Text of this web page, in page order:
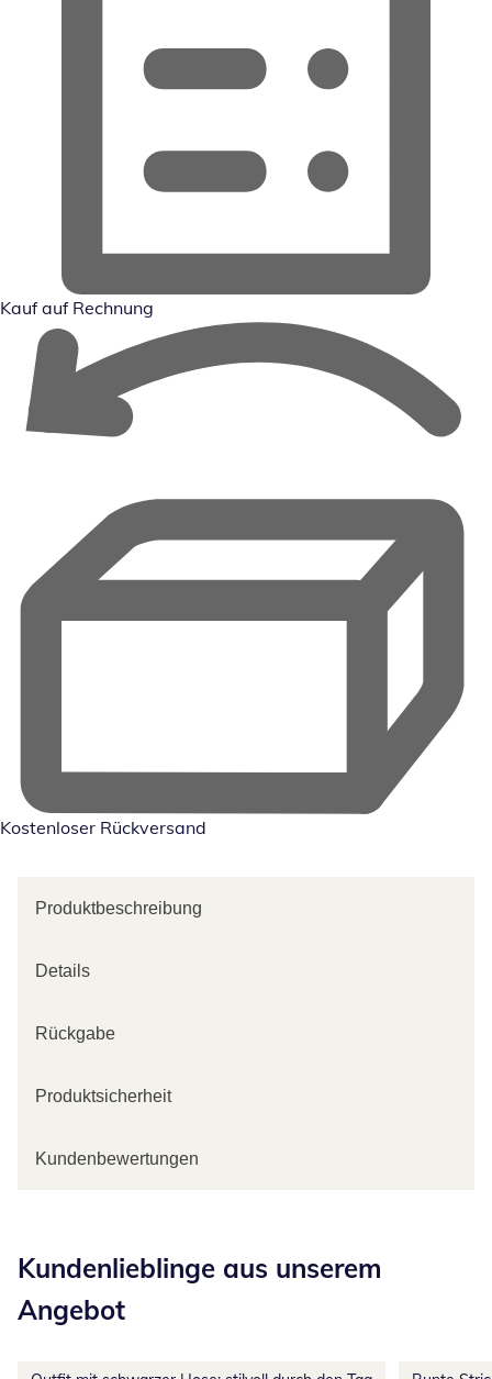
Kauf auf Rechnung
Kostenloser Rückversand
Produktbeschreibung
Details
Rückgabe
Produktsicherheit
Kundenbewertungen
Kundenlieblinge aus unserem
Angebot